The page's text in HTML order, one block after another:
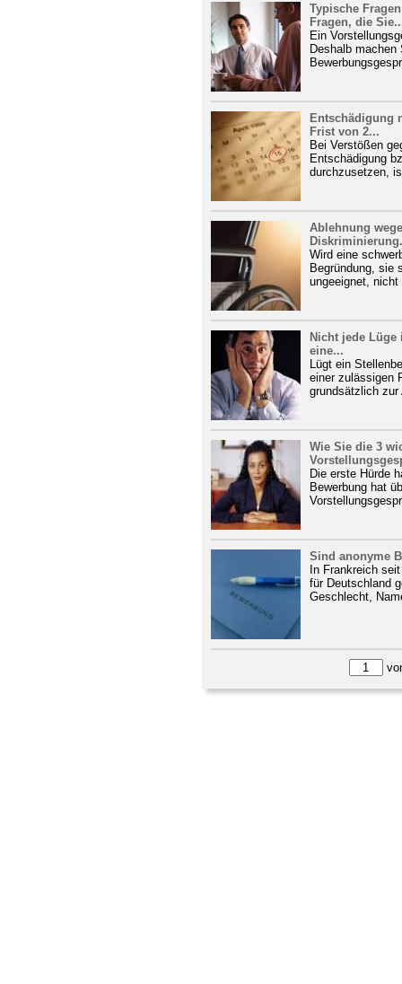
Typische
Fragen, die
Ein
Deshalb
Entschädigung
Frist von 2...
Bei Verstößen
Entschädigung
durchzusetzen,
Ablehnung
Wird eine
Begründung, sie
ungeeignet,
Nicht jede
eine...
Lügt ein
einer zulässigen
grundsätzlich
Wie Sie die 3
Die erste Hürde
Bewerbung hat
Sind anonyme
In Frankreich
für Deutschland
Geschlecht,